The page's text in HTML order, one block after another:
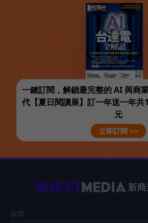
一鍵訂閱，解鎖最完整的 AI 與商
代【夏日閱讀展】訂一年送一年
元
立即訂閱 >>
新
媒體